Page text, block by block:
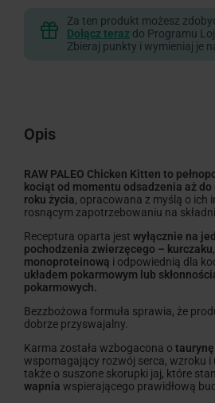
Za ten produkt możesz
Dołącz teraz do Programu
Zbieraj punkty i wymieniaj je
Opis
RAW PALEO Chicken Kitten to
kociąt od momentu odsadzenia aż
roku życia, opracowana z myślą o ich
rosnącym zapotrzebowaniu na
Receptura oparta jest wyłącznie na
pochodzenia zwierzęcego – kurczaku
monoproteinową i odpowiednią dla
układem pokarmowym lub
pokarmowych.
Bezzbożowa formuła sprawia, że
dobrze przyswajalny.
Karma została wzbogacona o taurynę
wspomagający rozwój serca, wzroku i
także o suszone skorupki jaj, które
wapnia wspierającego prawidłową